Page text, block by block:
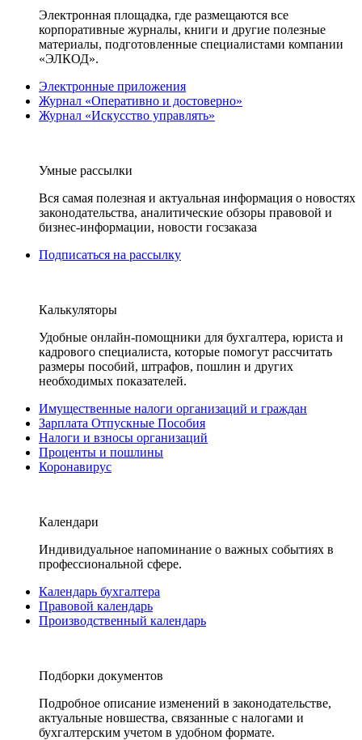
Электронная площадка, где размещаются все
корпоративные журналы, книги и другие полезные
материалы, подготовленные специалистами компании
«ЭЛКОД».
Электронные приложения
Журнал «Оперативно и достоверно»
Журнал «Искусство управлять»
Умные рассылки
Вся самая полезная и актуальная информация о новостях
законодательства, аналитические обзоры правовой и
бизнес-информации, новости госзаказа
Подписаться на рассылку
Калькуляторы
Удобные онлайн-помощники для бухгалтера, юриста и
кадрового специалиста, которые помогут рассчитать
размеры пособий, штрафов, пошлин и других
необходимых показателей.
Имущественные налоги организаций и граждан
Зарплата Отпускные Пособия
Налоги и взносы организаций
Проценты и пошлины
Коронавирус
Календари
Индивидуальное напоминание о важных событиях в
профессиональной сфере.
Календарь бухгалтера
Правовой календарь
Производственный календарь
Подборки документов
Подробное описание изменений в законодательстве,
актуальные новшества, связанные с налогами и
бухгалтерским учетом в удобном формате.